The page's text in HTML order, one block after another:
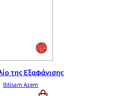
της Εξαφάνισης
Ibtisam Azem